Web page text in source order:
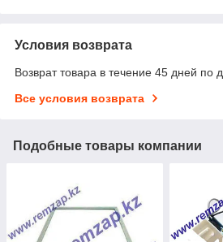
Условия возврата
Возврат товара в течение 45 дней по
Все условия возврата
Подобные товары компании